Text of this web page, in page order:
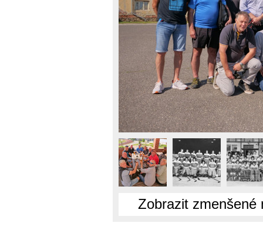
Zobrazit zmenšené